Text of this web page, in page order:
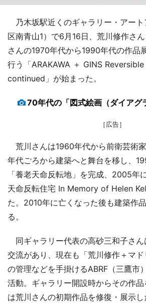
乃木坂駅近くのギャラリー・アート
区南青山1）で6月16日、荒川修作さ
さんの1970年代から1990年代の作品
行う「ARAKAWA ＋ GINS
continued」が始まった。
70年代の「図式絵画（ダイアグ
［広告］
荒川さんは1960年代から前衛芸術
年代ごろから建築へと舞台を移し、
「養老天命反転地」を完成、2005年
天命反転住宅 In Memory of Helen
た。2010年に亡くなった後も建築作
る。
同ギャラリー代表の高砂三和子さん
交流があり、現在も「荒川修作＋マ
の管理などを手掛けるABRF（三鷹市
活動。ギャラリー開設時からその作
は荒川さんの初期作品を修復・展示